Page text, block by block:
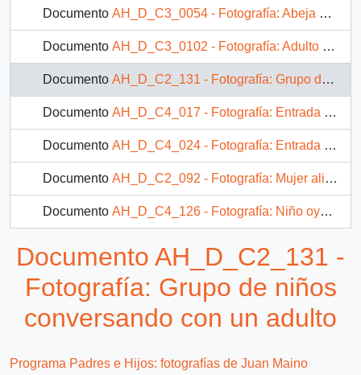
Documento AH_D_C3_0054 - Fotografía: Abeja en flor
Documento AH_D_C3_0102 - Fotografía: Adulto enseñando un tractor a niño
Documento AH_D_C2_131 - Fotografía: Grupo de niños conversando con un adulto
Documento AH_D_C4_017 - Fotografía: Entrada al Centro de Investigación y Desarrollo de la Educación
Documento AH_D_C4_024 - Fotografía: Entrada al Centro de Investigación y Desarrollo de la Educación
Documento AH_D_C2_092 - Fotografía: Mujer alimentado a guagua junto a un niño
Documento AH_D_C4_126 - Fotografía: Niño oyendo una radio
Documento AH_D_C2_131 -
Fotografía: Grupo de niños
conversando con un adulto
Programa Padres e Hijos: fotografías de Juan Maino